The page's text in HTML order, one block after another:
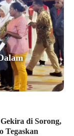
di Sorong,
Tegaskan